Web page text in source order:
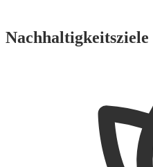
Nachhaltigkeitsziele